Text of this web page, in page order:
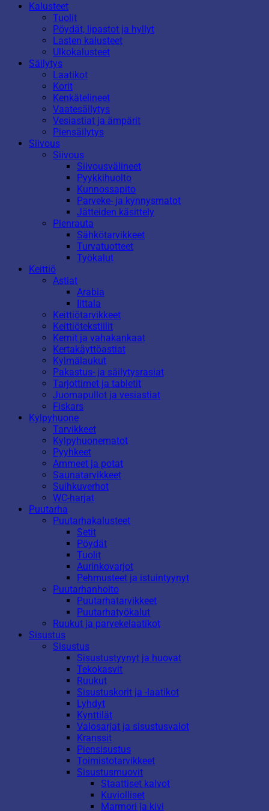
Kalusteet
Tuolit
Pöydät, lipastot ja hyllyt
Lasten kalusteet
Ulkokalusteet
Säilytys
Laatikot
Korit
Kenkätelineet
Vaatesäilytys
Vesiastiat ja ämpärit
Piensäilytys
Siivous
Siivous
Siivousvälineet
Pyykkihuolto
Kunnossapito
Parveke- ja kynnysmatot
Jätteiden käsittely
Pienrauta
Sähkötarvikkeet
Turvatuotteet
Työkalut
Keittiö
Astiat
Arabia
Iittala
Keittiötarvikkeet
Keittiötekstiilit
Kernit ja vahakankaat
Kertakäyttöastiat
Kylmälaukut
Pakastus- ja säilytysrasiat
Tarjottimet ja tabletit
Juomapullot ja vesiastiat
Fiskars
Kylpyhuone
Tarvikkeet
Kylpyhuonematot
Pyyhkeet
Ammeet ja potat
Saunatarvikkeet
Suihkuverhot
WC-harjat
Puutarha
Puutarhakalusteet
Setit
Pöydät
Tuolit
Aurinkovarjot
Pehmusteet ja istuintyynyt
Puutarhanhoito
Puutarhatarvikkeet
Puutarhatyökalut
Ruukut ja parvekelaatikot
Sisustus
Sisustus
Sisustustyynyt ja huovat
Tekokasvit
Ruukut
Sisustuskorit ja -laatikot
Lyhdyt
Kynttilät
Valosarjat ja sisustusvalot
Kranssit
Piensisustus
Toimistotarvikkeet
Sisustusmuovit
Staattiset kalvot
Kuviolliset
Marmori ja kivi